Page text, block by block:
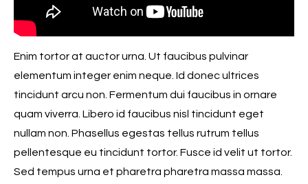
Enim tortor at auctor urna. Ut faucibus pulvinar
elementum integer enim neque. Id donec ultrices
tincidunt arcu non. Fermentum dui faucibus in ornare
quam viverra. Libero id faucibus nisl tincidunt eget
nullam non. Phasellus egestas tellus rutrum tellus
pellentesque eu tincidunt tortor. Fusce id velit ut tortor.
Sed tempus urna et pharetra pharetra massa massa.